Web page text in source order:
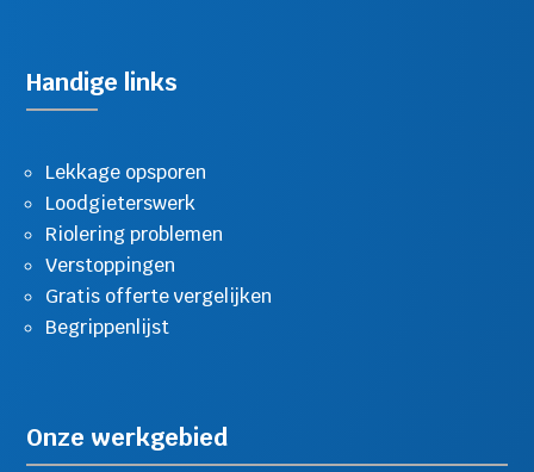
Handige links
Lekkage opsporen
Loodgieterswerk
Riolering problemen
Verstoppingen
Gratis offerte vergelijken
Begrippenlijst
Onze werkgebied